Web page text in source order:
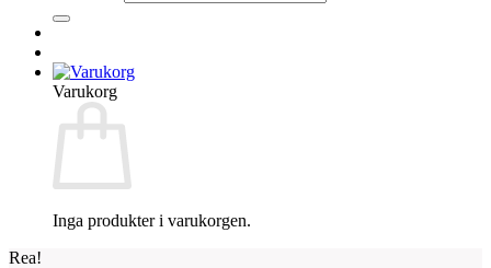
Varukorg
Inga produkter i varukorgen.
Rea!